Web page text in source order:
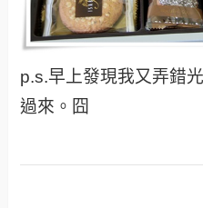
p.s.早上發現我又弄錯
過來。囧